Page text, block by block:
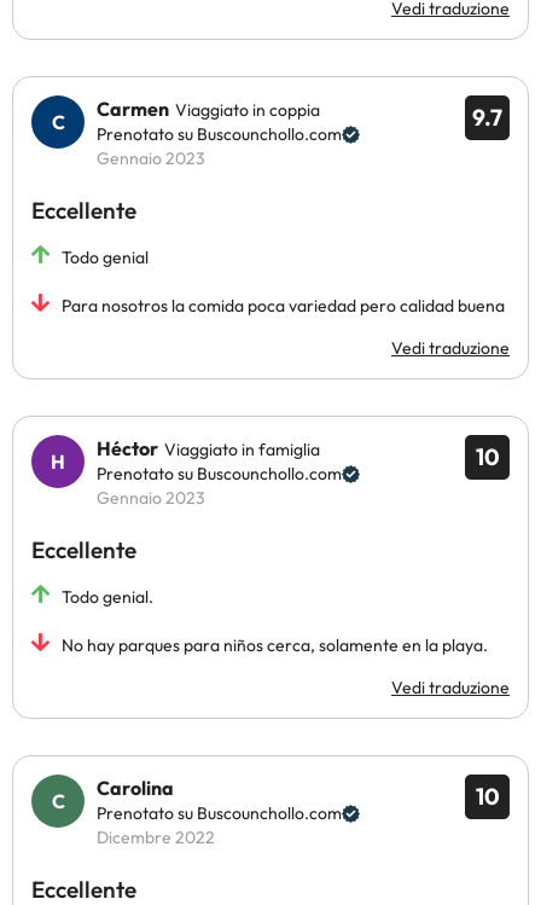
Vedi traduzione
9.7
Carmen Viaggiato in coppia
Prenotato su Buscounchollo.com
Gennaio 2023
Eccellente
Todo genial
Para nosotros la comida poca variedad pero calidad buena
Vedi traduzione
10
Héctor Viaggiato in famiglia
Prenotato su Buscounchollo.com
Gennaio 2023
Eccellente
Todo genial.
No hay parques para niños cerca, solamente en la playa.
Vedi traduzione
10
Carolina
Prenotato su Buscounchollo.com
Dicembre 2022
Eccellente